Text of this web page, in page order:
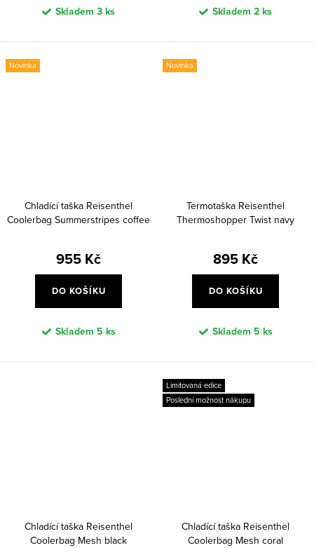
Skladem 3 ks Skladem 2 ks
Novinka
Chladící taška Reisenthel
Coolerbag Summerstripes coffee
955 Kč
DO KOŠÍKU
Skladem 5 ks
Novinka
Termotaška Reisenthel
Thermoshopper Twist navy
895 Kč
DO KOŠÍKU
Skladem 5 ks
Chladící taška Reisenthel
Coolerbag Mesh black
Limitovaná edice
Poslední možnost nákupu
Chladící taška Reisenthel
Coolerbag Mesh coral